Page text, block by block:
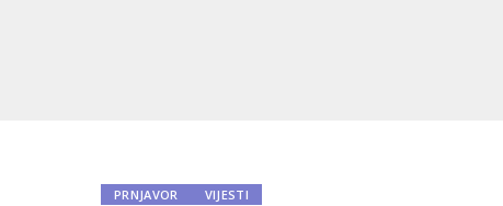
PRNJAVOR VIJESTI